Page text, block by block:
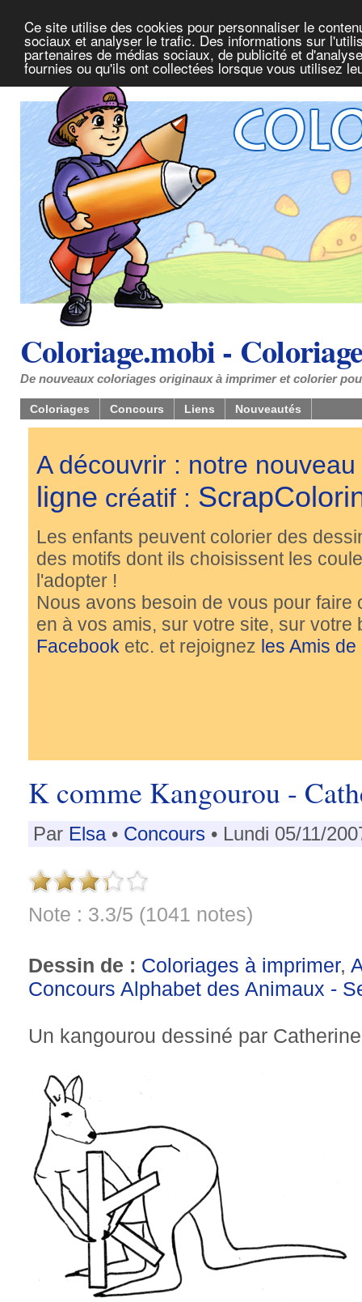
Ce site utilise des cookies pour personnaliser le
sociaux et analyser le trafic. Des informations sur
partenaires de médias sociaux, de publicité et
fournies ou qu'ils ont collectées lorsque vous utilisez
Coloriage.mobi -
De nouveaux coloriages originaux à imprimer et colorier
Coloriages Concours Liens Nouveautés
A découvrir : notre
ligne créatif :
Les enfants peuvent colorier des
des motifs dont ils choisissent les
l'adopter !
Nous avons besoin de vous pour
en à vos amis, sur votre site, sur
Facebook etc. et rejoignez les Amis
K comme Kangourou -
Par Elsa• Concours • Lundi 05/11/
Note : 3.3/5 (1041 notes)
Dessin de : Coloriages à imprimer,
Concours Alphabet des Animaux -
Un kangourou dessiné par